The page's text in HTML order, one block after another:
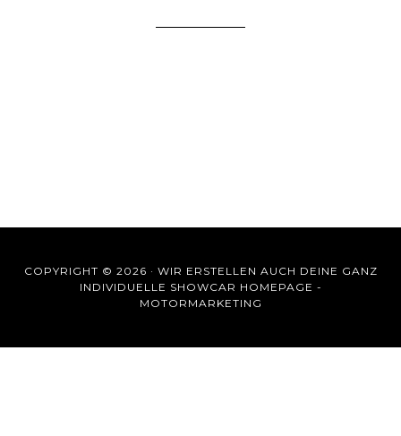
COPYRIGHT © 2026 · WIR ERSTELLEN AUCH DEINE GANZ
INDIVIDUELLE SHOWCAR HOMEPAGE -
MOTORMARKETING